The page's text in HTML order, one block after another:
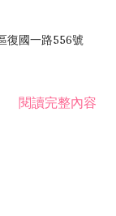
復國一路556號
閱讀完整內容